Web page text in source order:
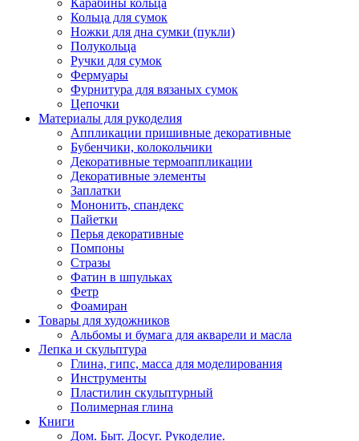
Карабины кольца
Кольца для сумок
Ножки для дна сумки (пукли)
Полукольца
Ручки для сумок
Фермуары
Фурнитура для вязаных сумок
Цепочки
Материалы для рукоделия
Аппликации пришивные декоративные
Бубенчики, колокольчики
Декоративные термоаппликации
Декоративные элементы
Заплатки
Мононить, спандекс
Пайетки
Перья декоративные
Помпоны
Стразы
Фатин в шпульках
Фетр
Фоамиран
Товары для художников
Альбомы и бумага для акварели и масла
Лепка и скульптура
Глина, гипс, масса для моделирования
Инструменты
Пластилин скульптурный
Полимерная глина
Книги
Дом. Быт. Досуг. Рукоделие.